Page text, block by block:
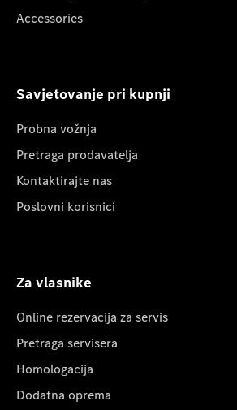
Accessories
Savjetovanje pri kupnji
Probna vožnja
Pretraga prodavatelja
Kontaktirajte nas
Poslovni korisnici
Za vlasnike
Online rezervacija za servis
Pretraga servisera
Homologacija
Dodatna oprema